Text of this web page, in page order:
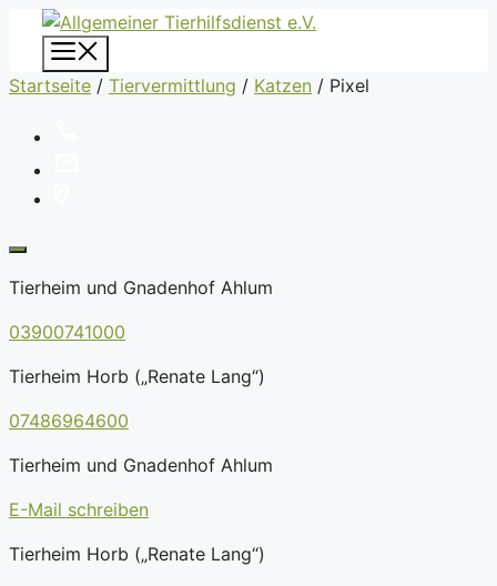
Zum
Inhalt
springen
Startseite / Tiervermittlung / Katzen / Pixel
Tierheim und Gnadenhof Ahlum
03900741000
Tierheim Horb („Renate Lang“)
07486964600
Tierheim und Gnadenhof Ahlum
E-Mail schreiben
Tierheim Horb („Renate Lang“)